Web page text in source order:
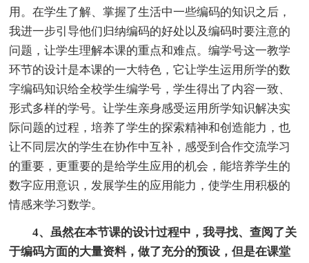
用。在学生了解、掌握了生活中一些编码的知识之后，
我进一步引导他们归纳编码的好处以及编码时要注意的
问题，让学生理解本课的重点和难点。编学号这一教学
环节的设计是本课的一大特色，它让学生运用所学的数
字编码知识给全校学生编学号，学生得出了内容一致、
形式多样的学号。让学生亲身感受运用所学知识解决实
际问题的过程，培养了学生的探索精神和创造能力，也
让不同层次的学生在协作中互补，感受到合作交流学习
的重要，更重要的是给学生应用的机会，能培养学生的
数字应用意识，发展学生的应用能力，使学生用积极的
情感来学习数学。
4、虽然在本节课的设计过程中，我寻找、查阅了关
于编码方面的大量资料，做了充分的预设，但是在课堂